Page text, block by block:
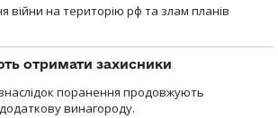
війни на територію рф та злам планів
отримати захисники
внаслідок поранення продовжують
винагороду.